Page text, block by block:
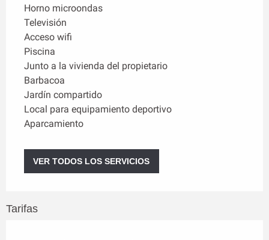
Horno microondas
Televisión
Acceso wifi
Piscina
Junto a la vivienda del propietario
Barbacoa
Jardín compartido
Local para equipamiento deportivo
Aparcamiento
VER TODOS LOS SERVICIOS
Tarifas